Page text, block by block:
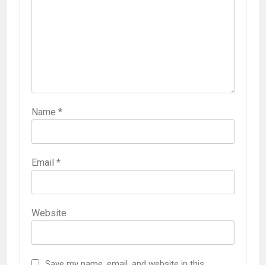
Name *
Email *
Website